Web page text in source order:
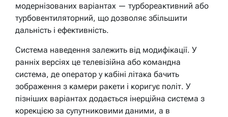
модернізованих варіантах — турбореактивний або
турбовентиляторний, що дозволяє збільшити
дальність і ефективність.
Система наведення залежить від модифікації. У
ранніх версіях це телевізійна або командна
система, де оператор у кабіні літака бачить
зображення з камери ракети і коригує політ. У
пізніших варіантах додається інерційна система з
корекцією за супутниковими даними, а в